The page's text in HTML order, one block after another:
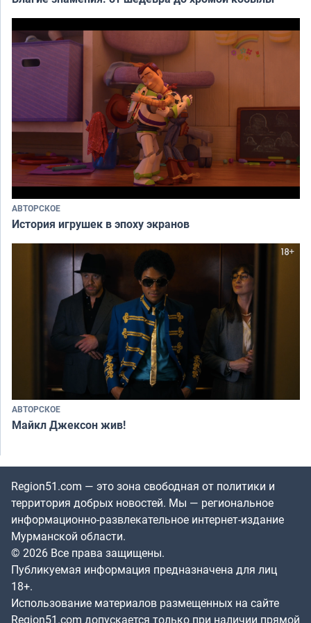
АВТОРСКОЕ
История игрушек в эпоху экранов
АВТОРСКОЕ
Майкл Джексон жив!
Region51.com — это зона свободная от политики и
территория добрых новостей. Мы — региональное
информационно-развлекательное интернет-издание
Мурманской области.
© 2026 Все права защищены.
Публикуемая информация предназначена для лиц
18+.
Использование материалов размещенных на сайте
Region51.com допускается только при наличии прямой